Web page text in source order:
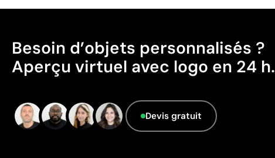
Besoin d’objets personnalisés ?
Aperçu virtuel avec logo en 24 h.
Devis gratuit